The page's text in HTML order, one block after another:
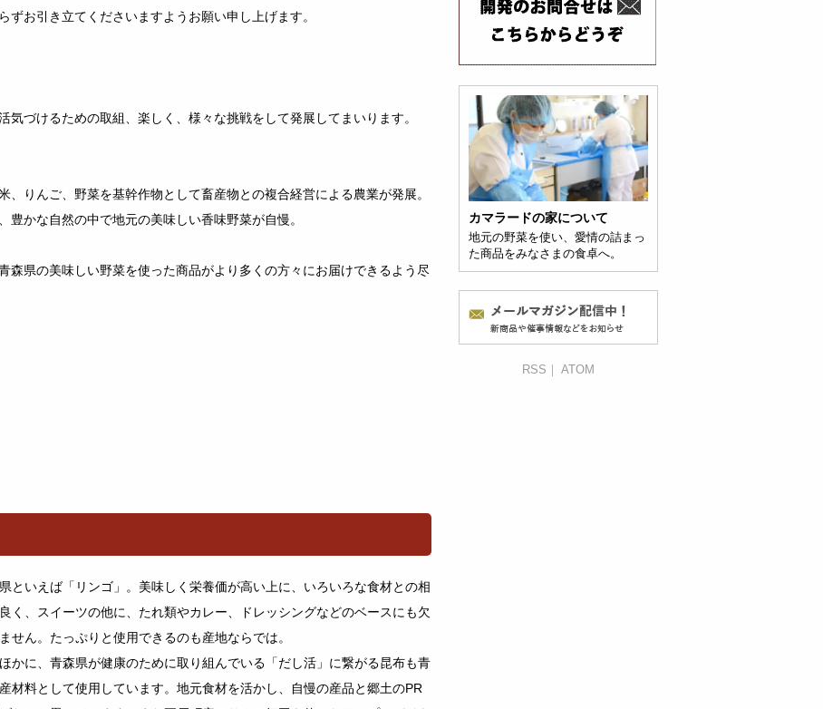
お引き立てくださいますようお願い申し上げます。
気づけるための取組、楽しく、様々な挑戦をして発展してまいります。
、りんご、野菜を基幹作物として畜産物との複合経営による農業が発展。
かな自然の中で地元の美味しい香味野菜が自慢。
森県の美味しい野菜を使った商品がより多くの方々にお届けできるよう尽
といえば「リンゴ」。美味しく栄養価が高い上に、いろいろな食材との相
く、スイーツの他に、たれ類やカレー、ドレッシングなどのベースにも欠
せん。たっぷりと使用できるのも産地ならでは。
かに、青森県が健康のために取り組んでいる「だし活」に繋がる昆布も青
材料として使用しています。地元食材を活かし、自慢の産品と郷土のPR
カマラードの家について
地元の野菜を使い、愛情の詰まっ
た商品をみなさまの食卓へ。
RSS ｜ ATOM